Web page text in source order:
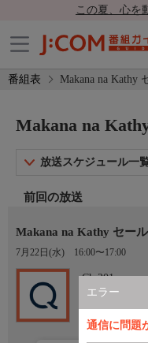
この夏、心を
番組表 Makana na Kathy
エラー
通信に問題
Makana na
放送スケジュール一
前回の放送
Makana na Kathy セール
7月22日(水) 16:00〜17:00
Ch.201
QVC